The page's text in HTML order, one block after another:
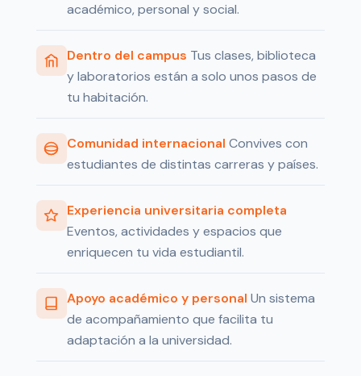
académico, personal y social.
Dentro del campus Tus clases, biblioteca
y laboratorios están a solo unos pasos de
tu habitación.
Comunidad internacional Convives con
estudiantes de distintas carreras y países.
Experiencia universitaria completa
Eventos, actividades y espacios que
enriquecen tu vida estudiantil.
Apoyo académico y personal Un sistema
de acompañamiento que facilita tu
adaptación a la universidad.